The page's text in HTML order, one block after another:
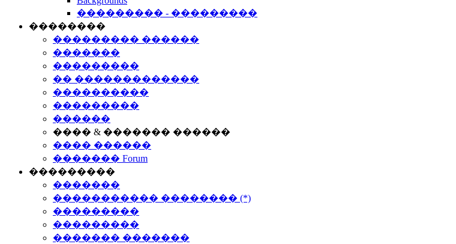
��������� - ���������
��������
��������� ������
�������
���������
�� �������������
����������
���������
������
���� & ������� ������
���� ������
������� Forum
���������
�������
����������� �������� (*)
���������
���������
������� �������